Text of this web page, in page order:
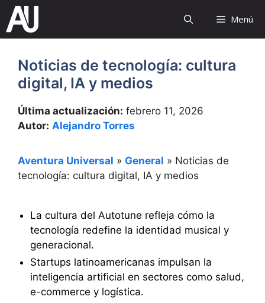
Saltar
contenido
Menú
Noticias de tecnología: cultura
digital, IA y medios
Última actualización: febrero 11, 2026
Autor: Alejandro Torres
Aventura Universal » General » Noticias de
tecnología: cultura digital, IA y medios
La cultura del Autotune refleja cómo la
tecnología redefine la identidad musical y
generacional.
Startups latinoamericanas impulsan la
inteligencia artificial en sectores como salud,
e-commerce y logística.